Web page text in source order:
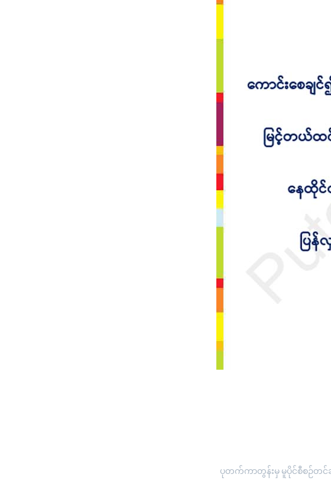
ပုတက်ကာတွန်းမှ မူပိုင်စီစဉ်တင်ဆ